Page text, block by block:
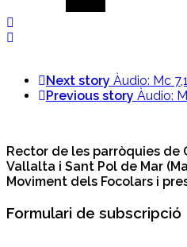
Next story Àudio: Mc
Previous story Àudio:
Rector de les parròquies de
Vallalta i Sant Pol de Mar
Moviment dels Focolars i
Formulari de subscripció